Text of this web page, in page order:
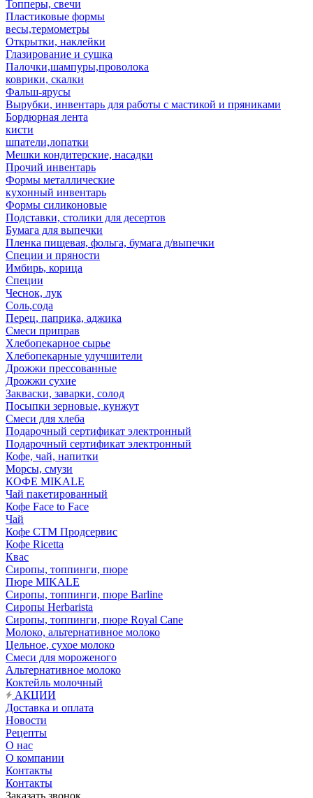
Топперы, свечи
Пластиковые формы
весы,термометры
Открытки, наклейки
Глазирование и сушка
Палочки,шампуры,проволока
коврики, скалки
Фальш-ярусы
Вырубки, инвентарь для работы с мастикой и пряниками
Бордюрная лента
кисти
шпатели,лопатки
Мешки кондитерские, насадки
Прочий инвентарь
Формы металлические
кухонный инвентарь
Формы силиконовые
Подставки, столики для десертов
Бумага для выпечки
Пленка пищевая, фольга, бумага д/выпечки
Специи и пряности
Имбирь, корица
Специи
Чеснок, лук
Соль,сода
Перец, паприка, аджика
Смеси приправ
Хлебопекарное сырье
Хлебопекарные улучшители
Дрожжи прессованные
Дрожжи сухие
Закваски, заварки, солод
Посыпки зерновые, кунжут
Смеси для хлеба
Подарочный сертификат электронный
Подарочный сертификат электронный
Кофе, чай, напитки
Морсы, смузи
КОФЕ MIKALE
Чай пакетированный
Кофе Face to Face
Чай
Кофе СТМ Продсервис
Кофе Ricetta
Квас
Сиропы, топпинги, пюре
Пюре MIKALE
Сиропы, топпинги, пюре Barline
Сиропы Herbarista
Сиропы, топпинги, пюре Royal Cane
Молоко, альтернативное молоко
Цельное, сухое молоко
Смеси для мороженого
Альтернативное молоко
Коктейль молочный
АКЦИИ
Доставка и оплата
Новости
Рецепты
О нас
О компании
Контакты
Контакты
Заказать звонок